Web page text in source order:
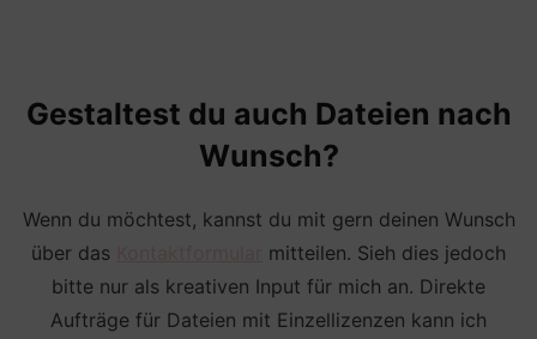
Gestaltest du auch Dateien nach
Wunsch?
Wenn du möchtest, kannst du mit gern deinen Wunsch
über das
mitteilen. Sieh dies jedoch
bitte nur als kreativen Input für mich an. Direkte
Aufträge für Dateien mit Einzellizenzen kann ich